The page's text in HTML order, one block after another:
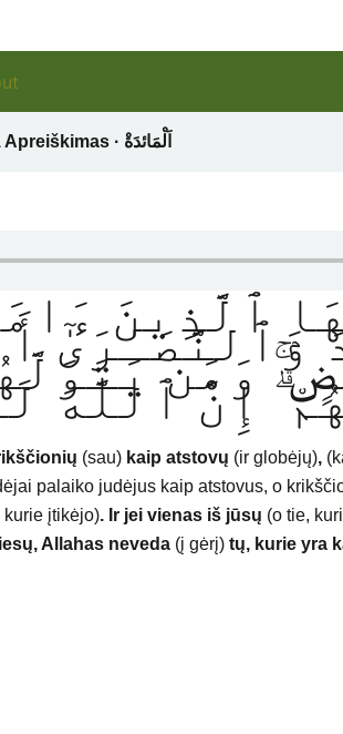
ٱلَّذِينَ
وَٱلنَّصَـٰرَىٰٓ
وَمَن
إِنَّ ٱللَّهَ
(sau) kaip atstovų (ir globėjų),
palaiko judėjus kaip atstovus, o
kurie įtikėjo). Ir jei vienas iš jūsų (o tie,
Allahas neveda (į gėrį)tų, kurie yra